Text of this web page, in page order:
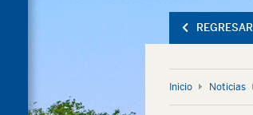
REGRESAR
Inicio Noticias